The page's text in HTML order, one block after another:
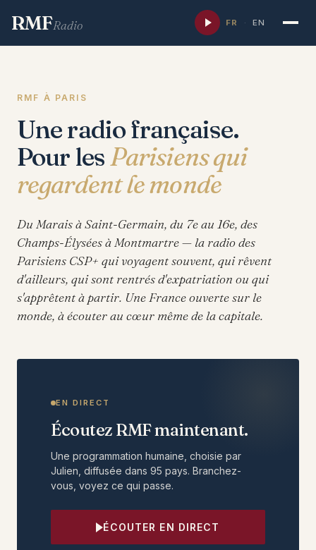
RMFRadio FR · EN
RMF À PARIS
Une radio française.
Pour lesParisiens qui
regardent le monde
Du Marais à Saint-Germain, du 7e au 16e, des
Champs-Élysées à Montmartre — la radio des
Parisiens CSP+ qui voyagent souvent, qui rêvent
d'ailleurs, qui sont rentrés d'expatriation ou qui
s'apprêtent à partir. Une France ouverte sur le
monde, à écouter au cœur même de la capitale.
EN DIRECT
Écoutez RMF maintenant.
Une programmation humaine, choisie par
Julien, diffusée dans 95 pays. Branchez-
vous, voyez ce qui passe.
ÉCOUTER EN DIRECT